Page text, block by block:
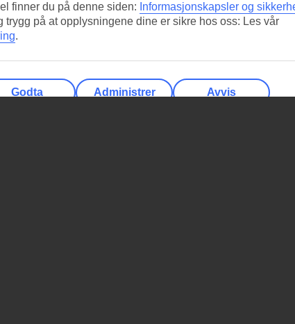
finner du på denne siden: Informasjonskapsler og
trygg på at opplysningene dine er sikre hos oss: Les vår
.
Godta Administrer Avvis